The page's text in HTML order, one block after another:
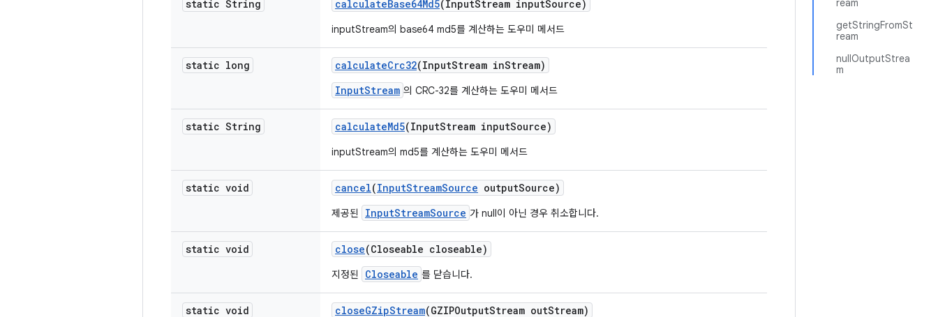
ream
getStringFromSt
ream
nullOutputStrea
m
static String calculateBase64Md5(InputStream inputSource)
inputStream의 base64 md5를 계산하는 도우미 메서드
static long calculateCrc32(InputStream inStream)
InputStream 의 CRC-32를 계산하는 도우미 메서드
static String calculateMd5(InputStream inputSource)
inputStream의 md5를 계산하는 도우미 메서드
static void cancel(InputStreamSource outputSource)
제공된 InputStreamSource 가 null이 아닌 경우 취소합니다.
static void close(Closeable closeable)
지정된 Closeable 를 닫습니다.
static void closeGZipStream(GZIPOutputStream outStream)